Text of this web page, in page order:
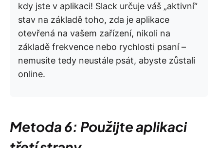
kdy jste v aplikaci! Slack určuje váš „aktivní“
stav na základě toho, zda je aplikace
otevřená na vašem zařízení, nikoli na
základě frekvence nebo rychlosti psaní –
nemusíte tedy neustále psát, abyste zůstali
online.
Metoda 6: Použijte aplikaci